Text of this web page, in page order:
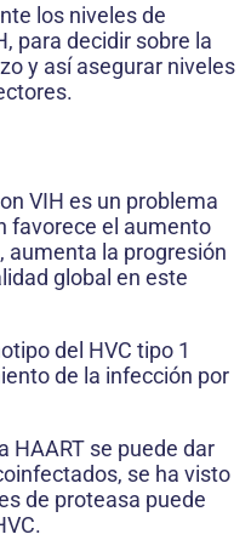
los niveles de
para decidir sobre la
y así asegurar niveles
VIH es un problema
favorece el aumento
aumenta la progresión
global en este
del HVC tipo 1
de la infección por
HAART se puede dar
se ha visto
de proteasa puede